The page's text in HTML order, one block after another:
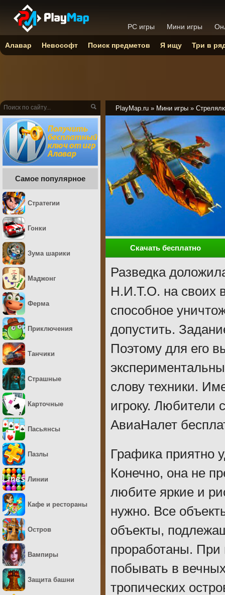
PlayMap.ru » Мини игры »
Скачать бесплатно
Разведка
Н.И.Т.О. на своих
способное
допустить.
Поэтому для его
слову техники.
игроку. Любители
АвиаНалет
Графика приятно
Конечно, она не
любите яркие и
нужно. Все
объекты,
проработаны. При
побывать в
тропических
Самое популярное
Стратегии
Гонки
Зума шарики
Маджонг
Ферма
Приключения
Танчики
Страшные
Карточные
Пасьянсы
Пазлы
Линии
Кафе и рестораны
Остров
Вампиры
Защита башни
PC игры Мини игры
Алавар Невософт Поиск предметов Я ищу Три в